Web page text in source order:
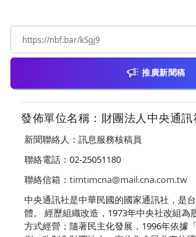
推廣新聞稿
發佈單位名稱：財團法人中央通訊
新聞聯絡人：訊息服務核稿員
聯絡電話：02-25051180
聯絡信箱： timtimcna@mail.cna.com.tw
中央通訊社是中華民國的國家通訊社，是
體。 經歷組織改造，1973年中央社改組為
方式經營；隨著民主化發展，1996年依據